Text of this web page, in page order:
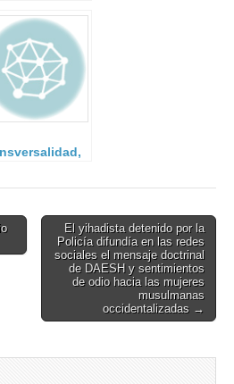
El yihadista detenido por la
Policía difundía en las redes
sociales el mensaje doctrinal
de DAESH y sentimientos
de odio hacia las mujeres
musulmanas
occidentalizadas →